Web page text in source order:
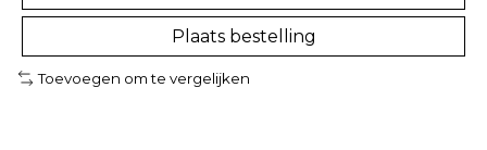
Plaats bestelling
Toevoegen om te vergelijken